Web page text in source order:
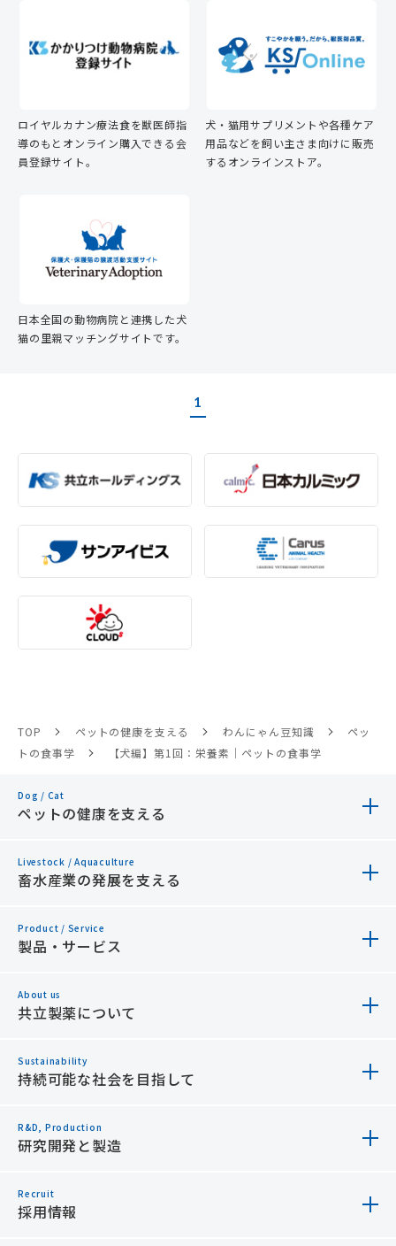
ロイヤルカナン療法食を獣医師指
導のもとオンライン購入できる会
員登録サイト。
犬・猫用サプリメントや各種ケア
用品などを飼い主さま向けに販売
するオンラインストア。
日本全国の動物病院と連携した犬
猫の里親マッチングサイトです。
1
TOP ペットの健康を支える わんにゃん豆知識
ペッ
トの食事学
【犬編】第1回：栄養素｜ペットの食事学
Dog / Cat
ペットの健康を支える
ペットの健康を支える トップ
ペット領域での取り組み
Livestock / Aquaculture
畜水産業の発展を支える
畜水産業の発展を支える トップ
畜水産領域での取り組み
Product / Service
製品・サービス
製品・サービス トップ
安全データシート（SDS）
About us
共立製薬について
共立製薬について トップ
ご挨拶
Sustainability
持続可能な社会を目指して
持続可能な社会を目指して トップ
役員メッセージ
R&D, Production
研究開発と製造
研究開発と製造 トップ
Recruit
採用情報